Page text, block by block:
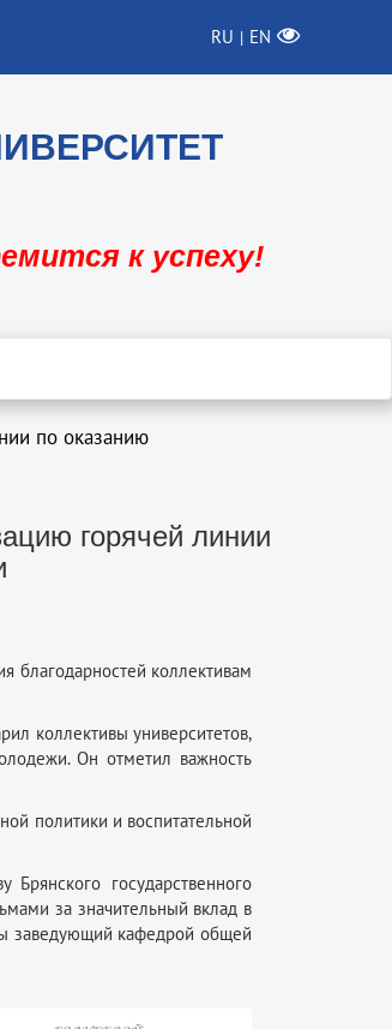
RU | EN
к успеху!
по оказанию
горячей линии
благодарностей коллективам
коллективы университетов,
Он отметил важность
политики и воспитательной
государственного
за значительный вклад в
заведующий кафедрой общей